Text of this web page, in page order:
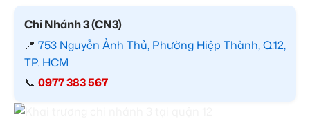
Chi Nhánh 3 (CN3)
📍 753 Nguyễn Ảnh Thủ, Phường Hiệp Thành, Q.12,
TP. HCM
📞 0977 383 567